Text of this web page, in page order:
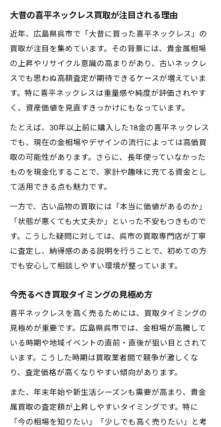
呉市の買取専門店を選ぶ基準とは
無料査定サービスの上手な活用法
オンライン査定と店舗買取の違い比較
買取前に知りたい呉市での相場事情
呉市の喜平ネックレス買取相場を知る方法
相場変動と買取価格の関係を解説
金券ショップも活用できる買取の選択肢
納得価格で売るための査定ポイントとは
喜平ネックレス買取査定の着眼点とは
買取実績が豊富な店舗を選ぶ理由
貴金属の状態が買取価格を左右する訳
身分証明書など必要書類の準備も大切
喜平ネックレスを手放す最適なタイミング
呉市の市場動向と買取の関係を解説
イベント時期の買取がおすすめな理由
相場高騰を見逃さない売却のコツ
呉市で安心できる買取先を見極めるコツ
来店前に調べたい店舗情報の活用法
対面査定で安心できる店舗の特徴
大昔の喜平ネックレス買取が注目される理由
近年、広島県呉市で「大昔に買った喜平ネックレス」の
買取が注目を集めています。その背景には、貴金属相場
の上昇やリサイクル意識の高まりがあり、古いネックレ
スでも思わぬ高額査定が期待できるケースが増えていま
す。特に喜平ネックレスは重量感や純度が評価されやす
く、資産価値を見直すきっかけにもなっています。
たとえば、30年以上前に購入した18金の喜平ネックレス
でも、現在の金相場やデザインの流行によっては高価買
取の可能性があります。さらに、長年使っていなかった
ものを現金化することで、家計や趣味に充てる資金とし
て活用できる点も魅力です。
一方で、古い品物の買取には「本当に価値があるのか」
「状態が悪くても大丈夫か」といった不安もつきもので
す。こうした疑問に対しては、呉市の買取専門店が丁寧
に査定し、納得感のある説明を行うことで、初めての方
でも安心して相談しやすい環境が整っています。
今売るべき買取タイミングの見極め方
喜平ネックレスを高く売るためには、買取タイミングの
見極めが重要です。広島県呉市では、金相場が高騰して
いる時期や地域イベントの直前・直後が狙い目とされて
います。こうした時期は買取業者間で競争が激しくな
り、査定価格が高くなりやすい傾向があります。
また、年末年始や新生活シーズンも需要が高まり、貴金
属買取の査定額が上昇しやすいタイミングです。特に
「今の相場を知りたい」「少しでも高く売りたい」と考